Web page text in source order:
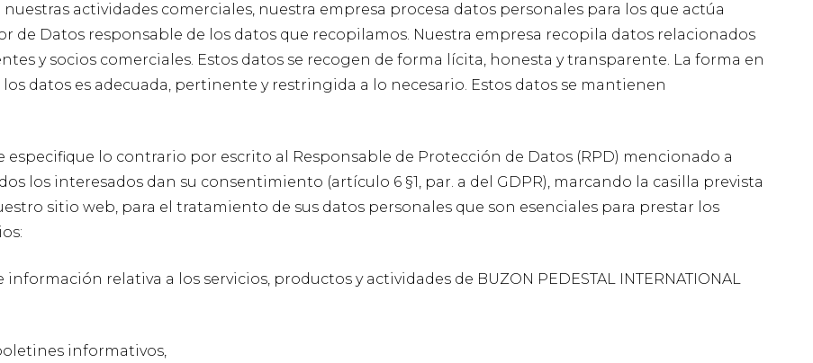
nuestras actividades comerciales, nuestra empresa procesa datos personales para los que actúa
de Datos responsable de los datos que recopilamos. Nuestra empresa recopila datos relacionados
y socios comerciales. Estos datos se recogen de forma lícita, honesta y transparente. La forma en
datos es adecuada, pertinente y restringida a lo necesario. Estos datos se mantienen
especifique lo contrario por escrito al Responsable de Protección de Datos (RPD) mencionado a
los interesados dan su consentimiento (artículo 6 §1, par. a del GDPR), marcando la casilla prevista
sitio web, para el tratamiento de sus datos personales que son esenciales para prestar los
relativa a los servicios, productos y actividades de BUZON PEDESTAL INTERNATIONAL
informativos,